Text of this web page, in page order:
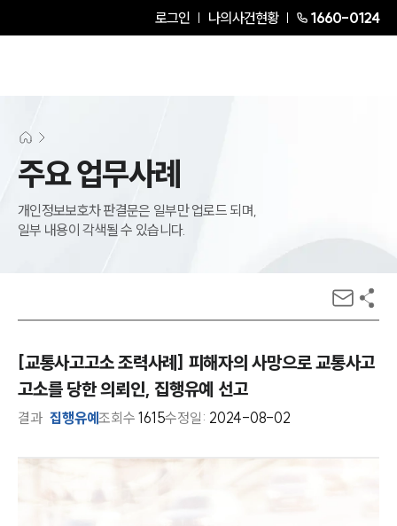
로그인 나의사건현황 1660-0124
주요 업무사례
개인정보보호차 판결문은 일부만 업로드 되며,
일부 내용이 각색될 수 있습니다.
[교통사고고소 조력사례] 피해자의 사망으로 교통사고
고소를 당한 의뢰인, 집행유예 선고
결과 집행유예조회수1615수정일: 2024-08-02